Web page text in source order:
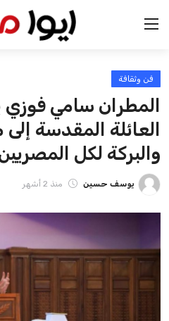
الرئيسية
اخبار مصر
عرب وعالم
اقتصاد
منوعات
فن وثقافة
المطران سامي
العائلة المقدسة
والبركة لكل
يوسف حسين منذ 2 أشهر